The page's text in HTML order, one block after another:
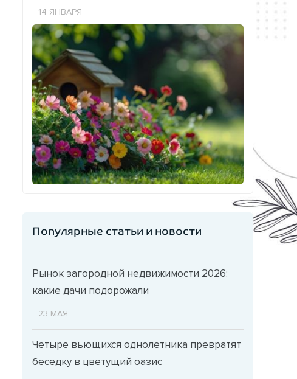
14 ЯНВАРЯ
Популярные статьи и новости
Рынок загородной недвижимости 2026:
какие дачи подорожали
23 МАЯ
Четыре вьющихся однолетника превратят
беседку в цветущий оазис